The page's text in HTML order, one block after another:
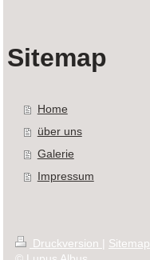
Sitemap
Home
über uns
Galerie
Impressum
Druckversion | Sitemap